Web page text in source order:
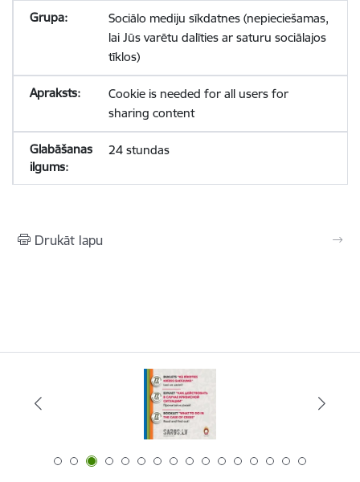
Sociālo mediju sīkdatnes (nepieciešamas,
lai Jūs varētu dalīties ar saturu sociālajos
tīklos)
Cookie is needed for all users for
sharing content
24 stundas
Drukāt lapu